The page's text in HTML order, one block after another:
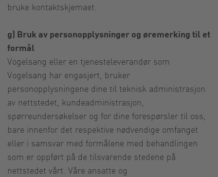
bruke kontaktskjemaet.
g) Bruk av personopplysninger og øremerking til et
formål
Vogelsang eller en tjenesteleverandør som
Vogelsang har engasjert, bruker
personopplysningene dine til teknisk administrasjon
av nettstedet, kundeadministrasjon,
spørreundersøkelser og for dine forespørsler til oss,
bare innenfor det respektive nødvendige omfanget
eller i samsvar med formålene med behandlingen
som er oppført på de tilsvarende stedene på
nettstedet vårt. Våre ansatte og